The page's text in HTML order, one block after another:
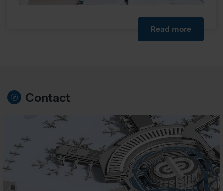
vollem Funktionsumfang nutzen möchten, akzeptieren Sie
bitte die erweiterten Cookie-Einstellungen. Falls nicht,
werden nur notwendige Cookies verwendet, die zur
Gewährleistung von Grundfunktionen der Website benötigt
außerhalb des EWR, insbesondere den USA abgerufen
oder gespeichert werden können. In diesen Ländern
wie in Europa, sodass Ihre Daten dem Zugriff durch
Behörden zu Kontroll- und Überwachungszwecken
unterliegen können, gegen die weder wirksame
Rechtsbehelfe noch Betroffenenrechte durchsetzbar sein
können. Sie können durch diese Informationen nicht direkt
identifiziert werden. Im Folgenden finden Sie eine
Übersicht, zu welche Zwecken wir und unsere Partner Ihre
Read more
Contact